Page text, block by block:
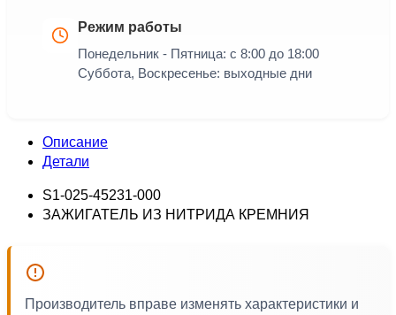
Режим работы
Понедельник - Пятница: с 8:00 до 18:00
Суббота, Воскресенье: выходные дни
Описание
Детали
S1-025-45231-000
ЗАЖИГАТЕЛЬ ИЗ НИТРИДА КРЕМНИЯ
Производитель вправе изменять характеристики и